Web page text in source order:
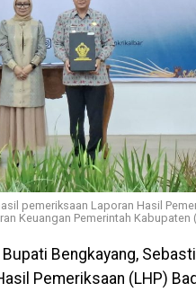
pemeriksaan Laporan Hasil
Keuangan Pemerintah
Bengkayang,
Pemeriksaan (LHP)